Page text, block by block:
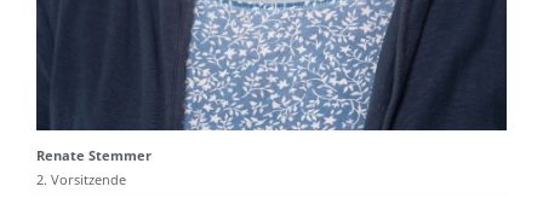
Renate Stemmer
2. Vorsitzende